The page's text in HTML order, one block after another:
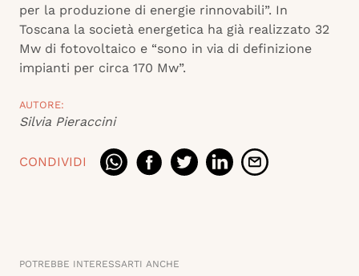
per la produzione di energie rinnovabili”. In
Toscana la società energetica ha già realizzato 32
Mw di fotovoltaico e “sono in via di definizione
impianti per circa 170 Mw”.
AUTORE:
Silvia Pieraccini
CONDIVIDI
POTREBBE INTERESSARTI ANCHE